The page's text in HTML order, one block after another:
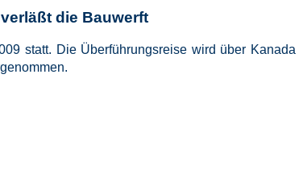
die Bauwerft
statt. Die Überführungsreise wird über Kanada